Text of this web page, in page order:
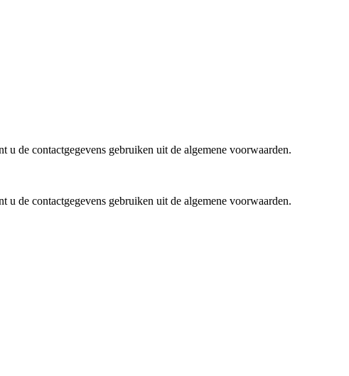
de contactgegevens gebruiken uit de algemene voorwaarden.
de contactgegevens gebruiken uit de algemene voorwaarden.